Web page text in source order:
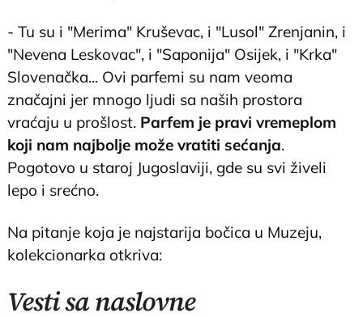
- Tu su i "Merima" Kruševac, i "Lusol" Zrenjanin, i
"Nevena Leskovac", i "Saponija" Osijek, i "Krka"
Slovenačka... Ovi parfemi su nam veoma
značajni jer mnogo ljudi sa naših prostora
vraćaju u prošlost. Parfem je pravi vremeplom
koji nam najbolje može vratiti sećanja.
Pogotovo u staroj Jugoslaviji, gde su svi živeli
lepo i srećno.
Na pitanje koja je najstarija bočica u Muzeju,
kolekcionarka otkriva:
Vesti sa naslovne